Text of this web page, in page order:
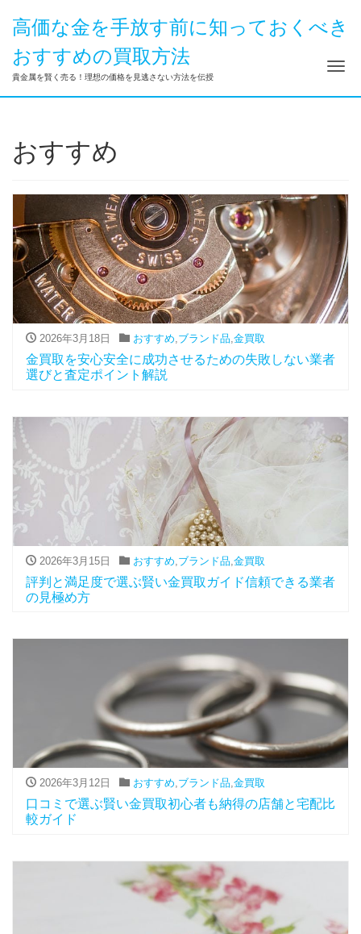
高価な金を手放す前に知っておくべき
おすすめの買取方法
貴金属を賢く売る！理想の価格を見逃さない方法を伝授 ナ
おすすめ
2026年3月18日 おすすめ,ブランド品,金買取
金買取を安心安全に成功させるための失敗しない業者
選びと査定ポイント解説
2026年3月15日 おすすめ ブランド品 金買取
評判と満足度で選ぶ賢い金買取ガイド信頼できる業者
の見極め方
2026年3月12日 おすすめ,ブランド品,金買取
口コミで選ぶ賢い金買取初心者も納得の店舗と宅配比
較ガイド